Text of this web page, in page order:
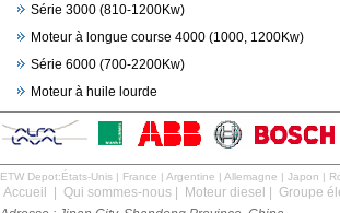
Série 3000 (810-1200Kw)
Moteur à longue course 4000 (1000, 1200Kw)
Série 6000 (700-2200Kw)
Moteur à huile lourde
ETW Depot:États-Unis | France | Argentine | Allemagne | Japon |
Accueil Qui sommes-nous Moteur diesel Groupe